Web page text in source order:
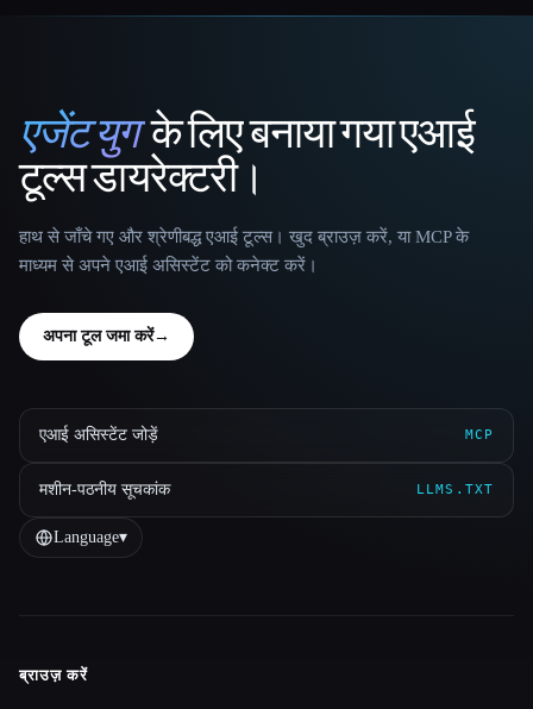
That AI Collection
एजेंट युगके लिए बनाया गया एआई
टूल्स डायरेक्टरी।
हाथ से जाँचे गए और श्रेणीबद्ध एआई टूल्स। खुद ब्राउज़ करें, या MCP के
माध्यम से अपने एआई असिस्टेंट को कनेक्ट करें।
अपना टूल जमा करें→
एआई असिस्टेंट जोड़ें MCP
मशीन-पठनीय सूचकांक LLMS.TXT
Language▾
Site navigation
ब्राउज़ करें